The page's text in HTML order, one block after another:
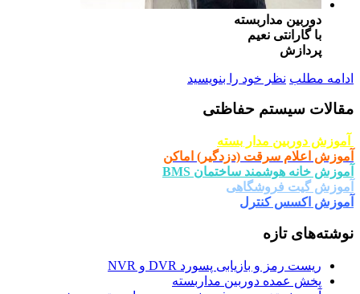
دوربین مداربسته
با گارانتی نعیم
پردازش
ادامه مطلب نظر خود را بنویسید
مقالات سیستم حفاظتی
آموزش دوربین مدار بسته
آموزش اعلام سرقت (دزدگیر) اماکن
آموزش خانه هوشمند ساختمان BMS
آموزش گیت فروشگاهی
آموزش اکسس کنترل
نوشته‌های تازه
ریست رمز و بازیابی پسورد DVR و NVR
پخش عمده دوربین مداربسته